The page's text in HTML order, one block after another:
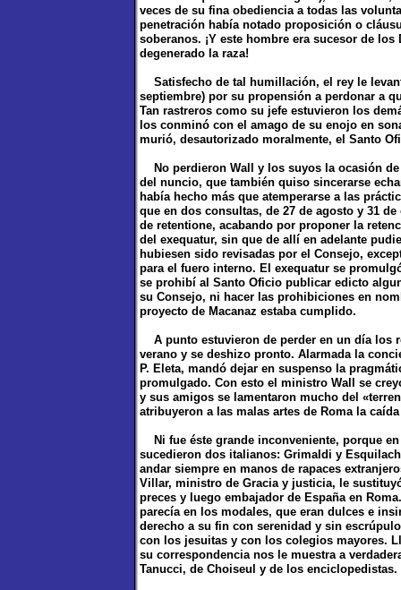
veces de su fina obediencia a todas las
penetración había notado proposición o
soberanos. ¡Y este hombre era sucesor de
degenerado la raza!
Satisfecho de tal humillación, el rey le
septiembre) por su propensión a perdonar a
Tan rastreros como su jefe estuvieron los
los conminó con el amago de su enojo en
murió, desautorizado moralmente, el Santo
No perdieron Wall y los suyos la ocasión
del nuncio, que también quiso sincerarse
había hecho más que atemperarse a las
que en dos consultas, de 27 de agosto y 31
de retentione, acabando por proponer la
del exequatur, sin que de allí en adelante
hubiesen sido revisadas por el Consejo,
para el fuero interno. El exequatur se
se prohibí al Santo Oficio publicar edicto
su Consejo, ni hacer las prohibiciones en
proyecto de Macanaz estaba cumplido.
A punto estuvieron de perder en un día los
verano y se deshizo pronto. Alarmada la
P. Eleta, mandó dejar en suspenso la
promulgado. Con esto el ministro Wall se
y sus amigos se lamentaron mucho del
atribuyeron a las malas artes de Roma la
Ni fue éste grande inconveniente, porque
sucedieron dos italianos: Grimaldi y
andar siempre en manos de rapaces
Villar, ministro de Gracia y justicia, le
preces y luego embajador de España en
parecía en los modales, que eran dulces e
derecho a su fin con serenidad y sin
con los jesuitas y con los colegios mayores.
su correspondencia nos le muestra a
Tanucci, de Choiseul y de los enciclopedistas.